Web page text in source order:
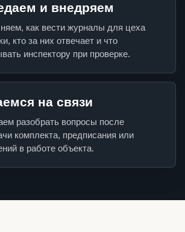
и внедряем
как вести журналы для цеха
кто за них отвечает и что
инспектору при проверке.
на связи
разобрать вопросы после
комплекта, предписания или
в работе объекта.